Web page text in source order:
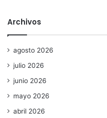
Archivos
agosto 2026
julio 2026
junio 2026
mayo 2026
abril 2026